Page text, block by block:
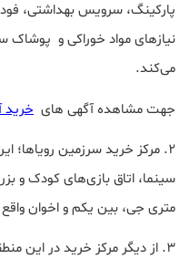
پارکینگ، سرویس بهداشتی،
نیازهای مواد خوراکی و پوشاک
می‌کند.
جهت مشاهده آگهی های خرید
۲. مرکز خرید سرزمین رویاها؛
سینما، اتاق بازی‌های کودک
متری جی، بین یکم و اخوان
۳. از دیگر مرکز خرید در این